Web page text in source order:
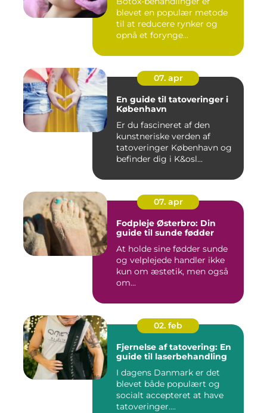
blevet en populær metode
til at reducere rynker og
opnå et forynge...
07. apr
En guide til tatoveringer i
København
Er du fascineret af den
kunstneriske verden af
tatoveringer København og
befinder dig i K&osl...
07. apr
Fodpleje Østerbro: Din
guide til sunde fødder
At holde sine fødder sunde
og velplejede handler ikke
kun om æstetik, men også
om...
02. feb
Fjernelse af tatovering: En
guide til laserbehandling
I dagens Danmark er det
blevet både populært og
socialt accepteret at have
tatoveringer....